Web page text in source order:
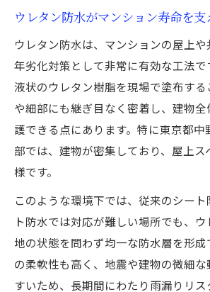
ウレタン防水がマンション寿命を支
ウレタン防水は、マンションの屋上
年劣化対策として非常に有効な工法で
液状のウレタン樹脂を現場で塗布す
や細部にも継ぎ目なく密着し、建物
護できる点にあります。特に東京都中
部では、建物が密集しており、屋上ス
様です。
このような環境下では、従来のシー
ト防水では対応が難しい場所でも、
地の状態を問わず均一な防水層を形成
の柔軟性も高く、地震や建物の微細
すいため、長期間にわたり雨漏りリ